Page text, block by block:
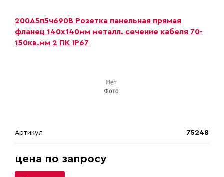
200А5п5ч690B Розетка панельная прямая
фланец 140х140мм металл. сечение кабеля 70-
150кв.мм 2 ПК IP67
Артикул 75248
цена по запросу